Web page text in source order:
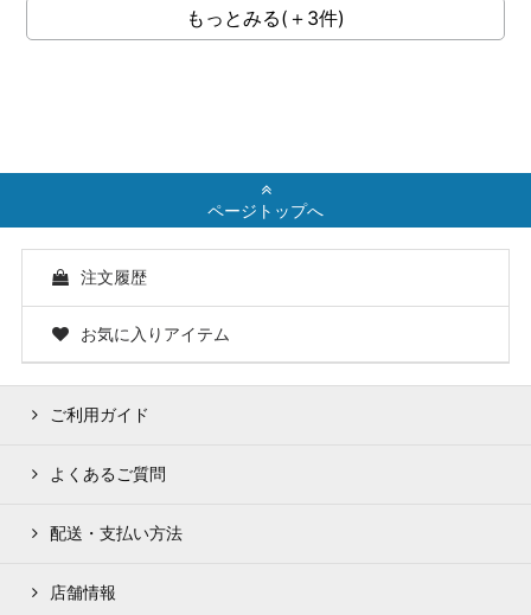
もっとみる(＋3件)
ページトップへ
注文履歴
お気に入りアイテム
ご利用ガイド
よくあるご質問
配送・支払い方法
店舗情報